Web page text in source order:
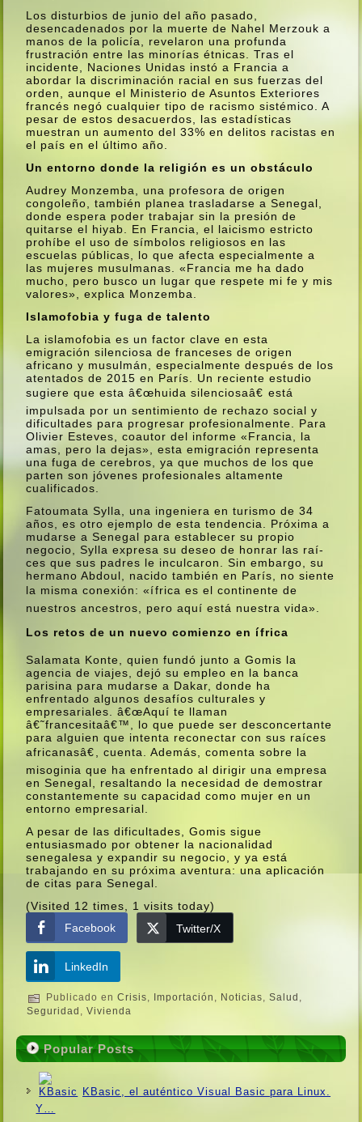
Los disturbios de junio del año pasado,
desencadenados por la muerte de Nahel Merzouk a
manos de la policí­a, revelaron una profunda
frustración entre las minorí­as étnicas. Tras el
incidente, Naciones Unidas instó a Francia a
abordar la discriminación racial en sus fuerzas del
orden, aunque el Ministerio de Asuntos Exteriores
francés negó cualquier tipo de racismo sistémico. A
pesar de estos desacuerdos, las estadí­sticas
muestran un aumento del 33% en delitos racistas en
el paí­s en el último año.
Un entorno donde la religión es un obstáculo
Audrey Monzemba, una profesora de origen
congoleño, también planea trasladarse a Senegal,
donde espera poder trabajar sin la presión de
quitarse el hiyab. En Francia, el laicismo estricto
prohí­be el uso de sí­mbolos religiosos en las
escuelas públicas, lo que afecta especialmente a
las mujeres musulmanas. «Francia me ha dado
mucho, pero busco un lugar que respete mi fe y mis
valores», explica Monzemba.
Islamofobia y fuga de talento
La islamofobia es un factor clave en esta
emigración silenciosa de franceses de origen
africano y musulmán, especialmente después de los
atentados de 2015 en Parí­s. Un reciente estudio
sugiere que esta â€œhuida silenciosaâ€ está
impulsada por un sentimiento de rechazo social y
dificultades para progresar profesionalmente. Para
Olivier Esteves, coautor del informe «Francia, la
amas, pero la dejas», esta emigración representa
una fuga de cerebros, ya que muchos de los que
parten son jóvenes profesionales altamente
cualificados.
Fatoumata Sylla, una ingeniera en turismo de 34
años, es otro ejemplo de esta tendencia. Próxima a
mudarse a Senegal para establecer su propio
negocio, Sylla expresa su deseo de honrar las raí­
ces que sus padres le inculcaron. Sin embargo, su
hermano Abdoul, nacido también en Parí­s, no siente
la misma conexión: «ífrica es el continente de
nuestros ancestros, pero aquí­ está nuestra vida».
Los retos de un nuevo comienzo en ífrica
Salamata Konte, quien fundó junto a Gomis la
agencia de viajes, dejó su empleo en la banca
parisina para mudarse a Dakar, donde ha
enfrentado algunos desafí­os culturales y
empresariales. â€œAquí­ te llaman
â€˜francesitaâ€™, lo que puede ser desconcertante
para alguien que intenta reconectar con sus raí­ces
africanasâ€, cuenta. Además, comenta sobre la
misoginia que ha enfrentado al dirigir una empresa
en Senegal, resaltando la necesidad de demostrar
constantemente su capacidad como mujer en un
entorno empresarial.
A pesar de las dificultades, Gomis sigue
entusiasmado por obtener la nacionalidad
senegalesa y expandir su negocio, y ya está
trabajando en su próxima aventura: una aplicación
de citas para Senegal.
(Visited 12 times, 1 visits today)
Facebook
Twitter/X
LinkedIn
Publicado en Crisis, Importación , Noticias,Salud ,
Seguridad ,Vivienda
Popular Posts
KBasic, el auténtico Visual Basic para Linux.
Y…